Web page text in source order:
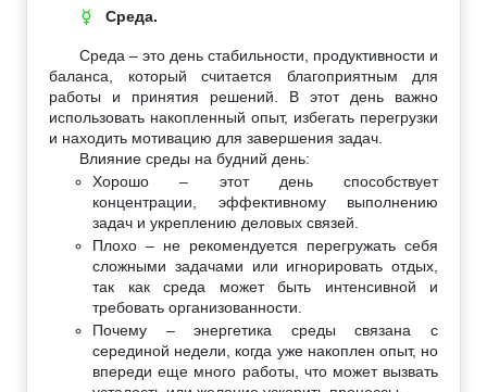
☿ Среда.
Среда – это день стабильности, продуктивности и
баланса, который считается благоприятным для
работы и принятия решений. В этот день важно
использовать накопленный опыт, избегать перегрузки
и находить мотивацию для завершения задач.
Влияние среды на будний день:
Хорошо – этот день способствует
концентрации, эффективному выполнению
задач и укреплению деловых связей.
Плохо – не рекомендуется перегружать себя
сложными задачами или игнорировать отдых,
так как среда может быть интенсивной и
требовать организованности.
Почему – энергетика среды связана с
серединой недели, когда уже накоплен опыт, но
впереди еще много работы, что может вызвать